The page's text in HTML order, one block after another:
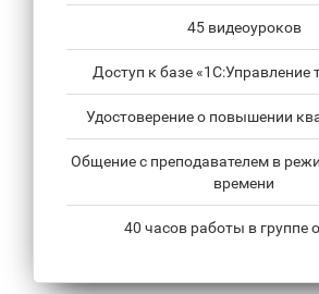
45 видеоуроков
Доступ к базе «1С:Управление
Удостоверение о повышении
Общение с преподавателем в
времени
40 часов работы в группе